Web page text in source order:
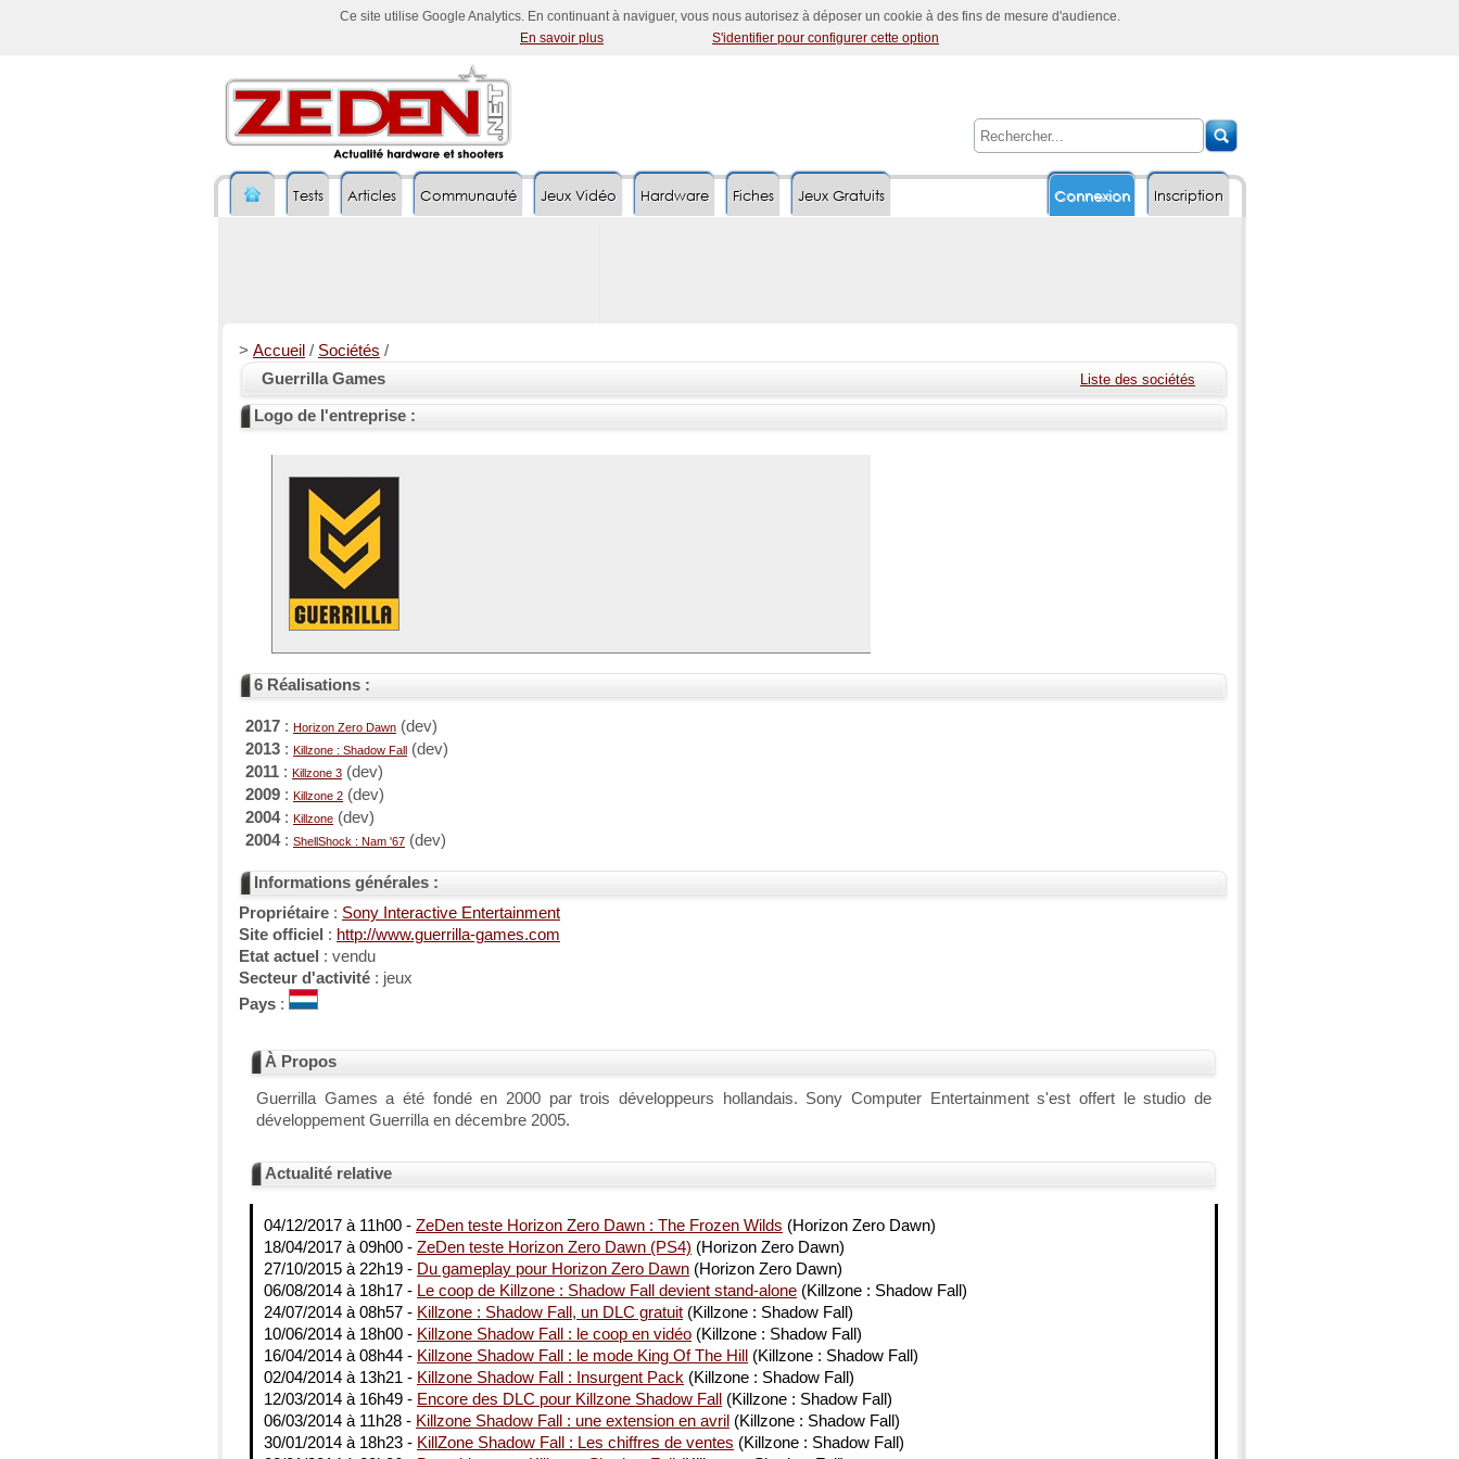
Ce site utilise Google Analytics. En continuant à naviguer, vous nous autorisez à déposer un cookie à des fins de mesure d'audience.
En savoir plus
S'identifier pour configurer cette option
Inscription
Tests Articles Communauté Jeux Vidéo Hardware Fiches Connexion
Jeux Gratuits
> Accueil / Sociétés /
Liste des sociétés
Guerrilla Games
Logo de l'entreprise :
6 Réalisations :
2017 : Horizon Zero Dawn (dev)
2013 : Killzone : Shadow Fall (dev)
2011 : Killzone 3 (dev)
2009 : Killzone 2 (dev)
2004: Killzone (dev)
2004: ShellShock : Nam '67 (dev)
Informations générales :
Propriétaire : Sony Interactive Entertainment
Site officiel : http://www.guerrilla-games.com
Etat actuel : vendu
Secteur d'activité : jeux
Pays :
À Propos
Guerrilla Games a été fondé en 2000 par trois développeurs hollandais. Sony Computer Entertainment s'est offert le studio de
développement Guerrilla en décembre 2005.
Actualité relative
04/12/2017 à 11h00 - ZeDen teste Horizon Zero Dawn : The Frozen Wilds (Horizon Zero Dawn)
18/04/2017 à 09h00 - ZeDen teste Horizon Zero Dawn (PS4) (Horizon Zero Dawn)
27/10/2015 à 22h19 - Du gameplay pour Horizon Zero Dawn (Horizon Zero Dawn)
06/08/2014 à 18h17 - Le coop de Killzone : Shadow Fall devient stand-alone (Killzone : Shadow Fall)
24/07/2014 à 08h57 - Killzone : Shadow Fall, un DLC gratuit (Killzone : Shadow Fall)
10/06/2014 à 18h00 - Killzone Shadow Fall : le coop en vidéo (Killzone : Shadow Fall)
16/04/2014 à 08h44 - Killzone Shadow Fall : le mode King Of The Hill
(Killzone : Shadow Fall)
02/04/2014 à 13h21 - Killzone Shadow Fall : Insurgent Pack (Killzone : Shadow Fall)
12/03/2014 à 16h49 - Encore des DLC pour Killzone Shadow Fall
(Killzone : Shadow Fall)
06/03/2014 à 11h28 - Killzone Shadow Fall : une extension en avril (Killzone : Shadow Fall)
30/01/2014 à 18h23 - KillZone Shadow Fall : Les chiffres de ventes (Killzone : Shadow Fall)